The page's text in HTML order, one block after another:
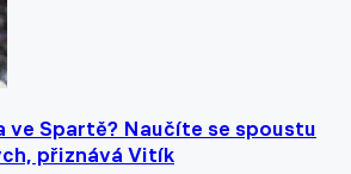
ve Spartě? Naučíte se spoustu
přiznává Vitík